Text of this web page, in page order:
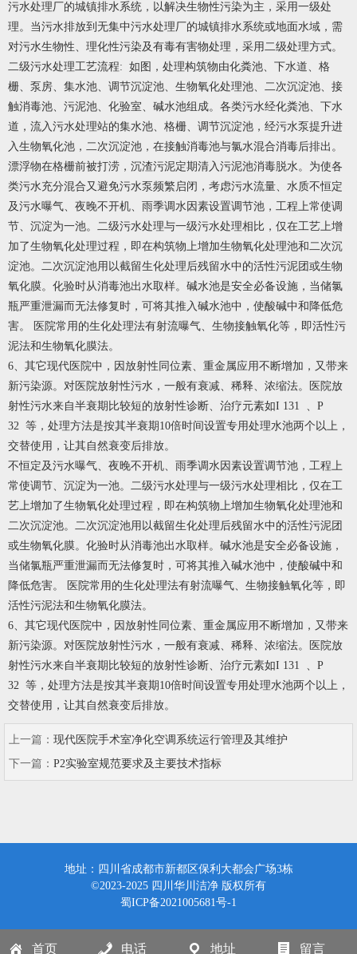
污水处理厂的城镇排水系统，以解决生物性污染为主，采用一级处
理。当污水排放到无集中污水处理厂的城镇排水系统或地面水域，需
对污水生物性、理化性污染及有毒有害物处理，采用二级处理方式。
二级污水处理工艺流程: 如图，处理构筑物由化粪池、下水道、格
栅、泵房、集水池、调节沉淀池、生物氧化处理池、二次沉淀池、接
触消毒池、污泥池、化验室、碱水池组成。各类污水经化粪池、下水
道，流入污水处理站的集水池、格栅、调节沉淀池，经污水泵提升进
入生物氧化池，二次沉淀池，在接触消毒池与氯水混合消毒后排出。
漂浮物在格栅前被打涝，沉渣污泥定期清入污泥池消毒脱水。为使各
类污水充分混合又避免污水泵频繁启闭，考虑污水流量、水质不恒定
及污水曝气、夜晚不开机、雨季调水因素设置调节池，工程上常使调
节、沉淀为一池。二级污水处理与一级污水处理相比，仅在工艺上增
加了生物氧化处理过程，即在构筑物上增加生物氧化处理池和二次沉
淀池。二次沉淀池用以截留生化处理后残留水中的活性污泥团或生物
氧化膜。化验时从消毒池出水取样。碱水池是安全必备设施，当储氯
瓶严重泄漏而无法修复时，可将其推入碱水池中，使酸碱中和降低危
害。 医院常用的生化处理法有射流曝气、生物接触氧化等，即活性污
泥法和生物氧化膜法。
6、其它现代医院中，因放射性同位素、重金属应用不断增加，又带来
新污染源。对医院放射性污水，一般有衰减、稀释、浓缩法。医院放
射性污水来自半衰期比较短的放射性诊断、治疗元素如I 131 、P
32 等，处理方法是按其半衰期10倍时间设置专用处理水池两个以上，
交替使用，让其自然衰变后排放。
不恒定及污水曝气、夜晚不开机、雨季调水因素设置调节池，工程上
常使调节、沉淀为一池。二级污水处理与一级污水处理相比，仅在工
艺上增加了生物氧化处理过程，即在构筑物上增加生物氧化处理池和
二次沉淀池。二次沉淀池用以截留生化处理后残留水中的活性污泥团
或生物氧化膜。化验时从消毒池出水取样。碱水池是安全必备设施，
当储氯瓶严重泄漏而无法修复时，可将其推入碱水池中，使酸碱中和
降低危害。 医院常用的生化处理法有射流曝气、生物接触氧化等，即
活性污泥法和生物氧化膜法。
6、其它现代医院中，因放射性同位素、重金属应用不断增加，又带来
新污染源。对医院放射性污水，一般有衰减、稀释、浓缩法。医院放
射性污水来自半衰期比较短的放射性诊断、治疗元素如I 131 、P
32 等，处理方法是按其半衰期10倍时间设置专用处理水池两个以上，
交替使用，让其自然衰变后排放。
上一篇： 现代医院手术室净化空调系统运行管理及其维护
下一篇： P2实验室规范要求及主要技术指标
地址：四川省成都市新都区保利大都会广场3栋
©2023-2025 四川华川洁净 版权所有
蜀ICP备2021005681号-1
首页 电话 地址 留言